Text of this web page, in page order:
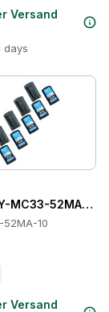
Versand
days
MC33-52MA-10
52MA-10
Versand